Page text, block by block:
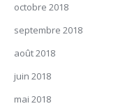
octobre 2018
septembre 2018
août 2018
juin 2018
mai 2018